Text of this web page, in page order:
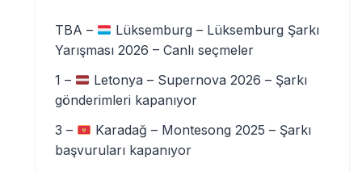
TBA –
Lüksemburg – Lüksemburg Şarkı
Yarışması 2026 – Canlı seçmeler
1 –
Letonya – Supernova 2026 – Şarkı
gönderimleri kapanıyor
3 –
Karadağ – Montesong 2025 – Şarkı
başvuruları kapanıyor